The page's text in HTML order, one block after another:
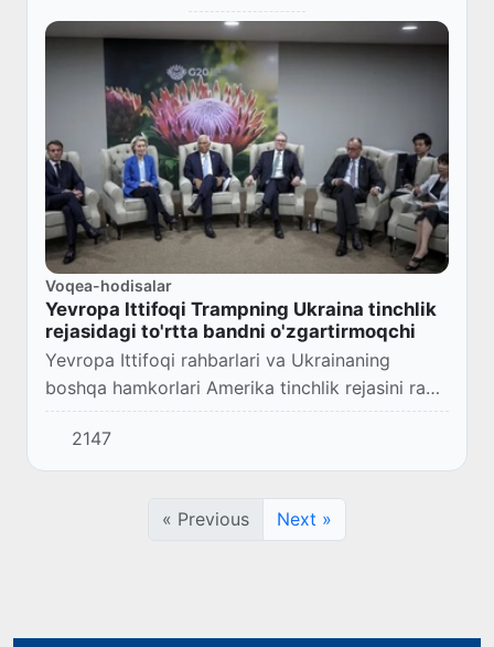
Voqea-hodisalar
Yevropa Ittifoqi Trampning Ukraina tinchlik
rejasidagi to'rtta bandni o'zgartirmoqchi
Yevropa Ittifoqi rahbarlari va Ukrainaning
boshqa hamkorlari Amerika tinchlik rejasini rad
etishmoqda. Ular rejaning 28 ta bandidan
kamida bir nechtasini o'zgartirmoqchi, deb
xabar...
2147
« Previous Next »